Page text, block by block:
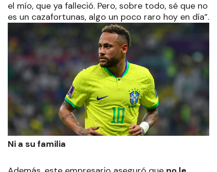
el mío, que ya falleció. Pero, sobre todo, sé que no
es un cazafortunas, algo un poco raro hoy en día”.
Ni a su familia